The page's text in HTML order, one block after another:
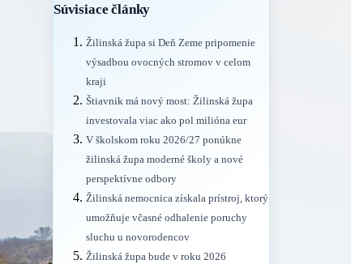
Súvisiace články
Žilinská župa si Deň Zeme pripomenie
výsadbou ovocných stromov v celom
kraji
Štiavnik má nový most: Žilinská župa
investovala viac ako pol milióna eur
V školskom roku 2026/27 ponúkne
žilinská župa moderné školy a nové
perspektívne odbory
Žilinská nemocnica získala prístroj, ktorý
umožňuje včasné odhalenie poruchy
sluchu u novorodencov
Žilinská župa bude v roku 2026